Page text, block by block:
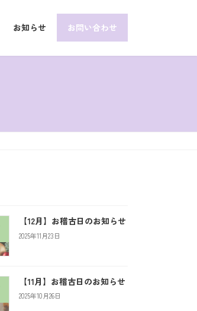
お知らせ お問い合わせ
【12月】お稽古日のお知らせ
2025年11月23日
【11月】お稽古日のお知らせ
2025年10月26日